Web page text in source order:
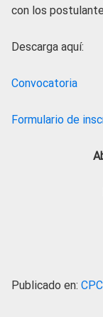
con los
Descarga aquí:
Convocatoria
Formulario de
Publicado en: